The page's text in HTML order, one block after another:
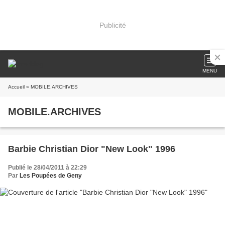
Publicité
MENU
Accueil » MOBILE.ARCHIVES
MOBILE.ARCHIVES
Barbie Christian Dior "New Look" 1996
Publié le 28/04/2011 à 22:29
Par Les Poupées de Geny